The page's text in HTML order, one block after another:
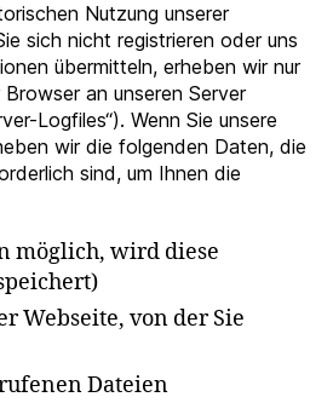
Nutzung unserer
sich nicht registrieren oder uns
übermitteln, erheben wir nur
an unseren Server
Logfiles“). Wenn Sie unsere
wir die folgenden Daten, die
sind, um Ihnen die
möglich, wird diese
Webseite, von der Sie
Dateien